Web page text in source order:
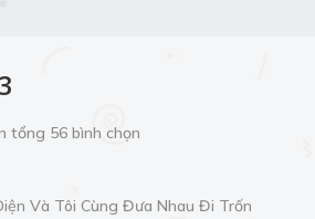
tổng 56 bình chọn
Và Tôi Cùng Đưa Nhau Đi Trốn